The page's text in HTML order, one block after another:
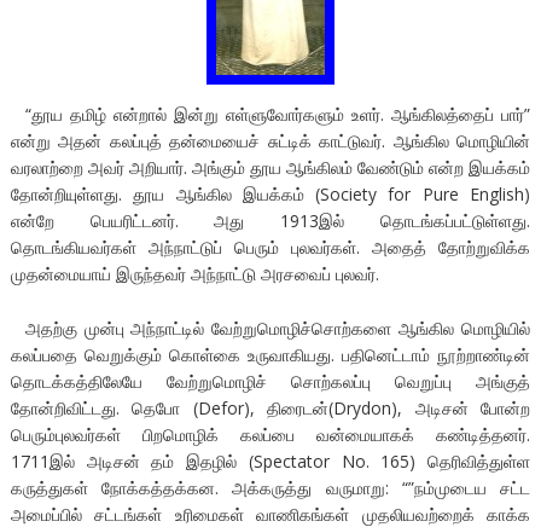
“தூய தமிழ் என்றால் இன்று எள்ளுவோர்களும் உளர். ஆங்கிலத்தைப் பார்”
என்று அதன் கலப்புத் தன்மையைச் சுட்டிக் காட்டுவர். ஆங்கில மொழியின்
வரலாற்றை அவர் அறியார். அங்கும் தூய ஆங்கிலம் வேண்டும் என்ற இயக்கம்
தோன்றியுள்ளது. தூய ஆங்கில இயக்கம் (Society for Pure English)
என்றே பெயரிட்டனர். அது 1913இல் தொடங்கப்பட்டுள்ளது.
தொடங்கியவர்கள் அந்நாட்டுப் பெரும் புலவர்கள். அதைத் தோற்றுவிக்க
முதன்மையாய் இருந்தவர் அந்நாட்டு அரசவைப் புலவர்.
அதற்கு முன்பு அந்நாட்டில் வேற்றுமொழிச்சொற்களை ஆங்கில மொழியில்
கலப்பதை வெறுக்கும் கொள்கை உருவாகியது. பதினெட்டாம் நூற்றாண்டின்
தொடக்கத்திலேயே வேற்றுமொழிச் சொற்கலப்பு வெறுப்பு அங்குத்
தோன்றிவிட்டது. தெபோ (Defor), திரைடன்(Drydon), அடிசன் போன்ற
பெரும்புலவர்கள் பிறமொழிக் கலப்பை வன்மையாகக் கண்டித்தனர்.
1711இல் அடிசன் தம் இதழில் (Spectator No. 165) தெரிவித்துள்ள
கருத்துகள் நோக்கத்தக்கன. அக்கருத்து வருமாறு: “”நம்முடைய சட்ட
அமைப்பில் சட்டங்கள் உரிமைகள் வாணிகங்கள் முதலியவற்றைக் காக்க